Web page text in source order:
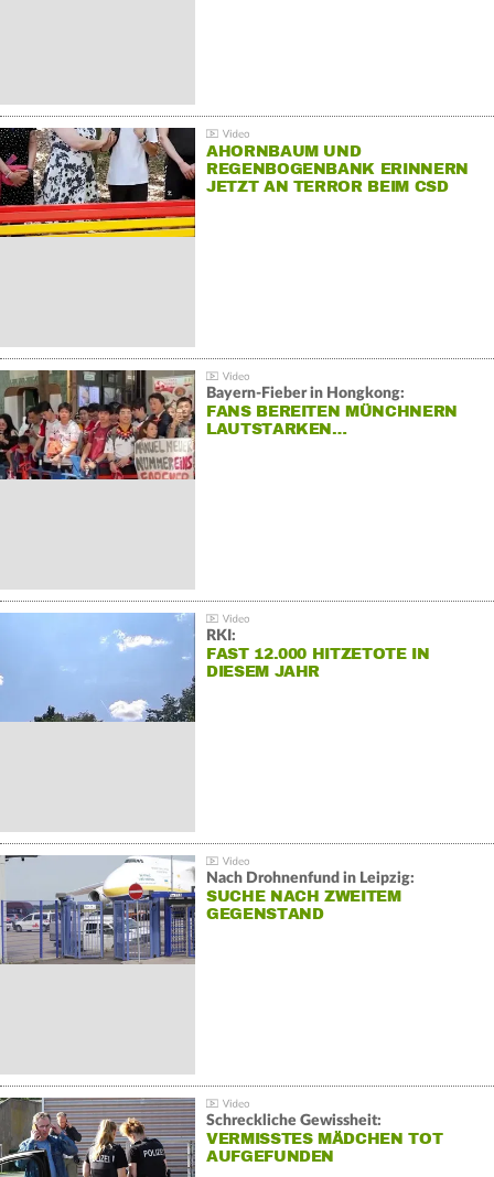
AHORNBAUM UND
REGENBOGENBANK ERINNERN
JETZT AN TERROR BEIM CSD
Bayern-Fieber in Hongkong:
FANS BEREITEN MÜNCHNERN
LAUTSTARKEN…
RKI:
FAST 12.000 HITZETOTE IN
DIESEM JAHR
Nach Drohnenfund in Leipzig:
SUCHE NACH ZWEITEM
GEGENSTAND
Schreckliche Gewissheit:
VERMISSTES MÄDCHEN TOT
AUFGEFUNDEN